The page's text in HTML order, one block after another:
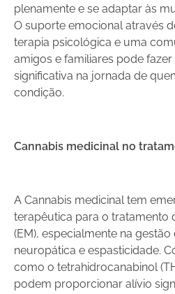
plenamente e se adaptar às
O suporte emocional através
terapia psicológica e uma
amigos e familiares pode
significativa na jornada de
condição.
Cannabis medicinal no
A Cannabis medicinal tem
terapêutica para o tratamento
(EM), especialmente na
neuropática e espasticidade.
como o tetrahidrocanabinol
podem proporcionar alívio